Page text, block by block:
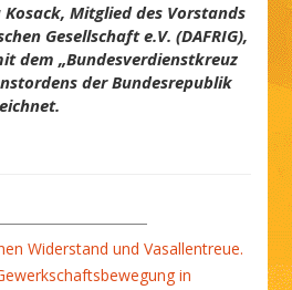
Mitglied des Vorstands
Gesellschaft e.V. (DAFRIG),
dem „Bundesverdienstkreuz
der Bundesrepublik
Widerstand und Vasallentreue.
in